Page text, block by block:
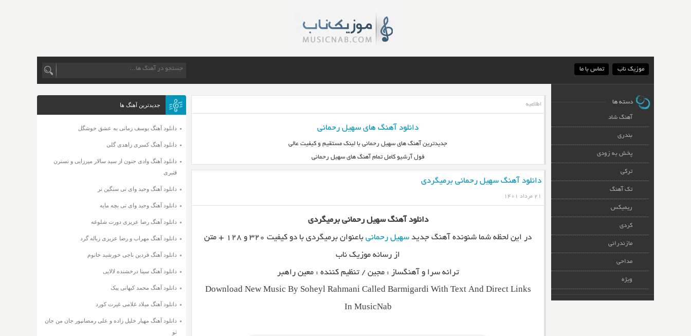
موزیک ناب تماس با ما
اطلاعیه
دانلود آهنگ های سهیل رحمانی
جدیدترین آهنگ های سهیل رحمانی با لینک مستقیم و کیفیت عالی
فول آرشیو کامل تمام آهنگ های سهیل رحمانی
دانلود آهنگ سهیل رحمانی برمیگردی
۲۱ مرداد ۱۴۰۱
دانلود آهنگ سهیل رحمانی برمیگردی
در این لحظه شما شنونده آهنگ جدید سهیل رحمانی
باعنوان برمیگردی با دو کیفیت ۳۲۰ و ۱۲۸ + متن
از رسانه موزیک ناب
ترانه سرا و آهنگساز : مجین / تنظیم کننده : معین راهبر
Download New Music By Soheyl Rahmani Called Barmigardi With Text And Direct Links
In MusicNab
جدیدترین آهنگ ها
دانلود آهنگ یوسف زمانی یه عشق خوشگل
دانلود آهنگ کسری زاهدی گلی
دانلود آهنگ وادی جنون از سید سالار میرزایی و نسترن
قنبری
دانلود آهنگ وحید وای تی سنگین تر
دانلود آهنگ وحید وای تی بچه مایه
دانلود آهنگ رضا عزیزی دورت شلوغه
دانلود آهنگ مهراب و رضا عزیزی زباله گرد
دانلود آهنگ فردین ناجی خورشید خانوم
دانلود آهنگ سینا درخشنده لالایی
دانلود آهنگ محمد کیهانی پیک
دانلود آهنگ میلاد غلامی غیرت کورد
دانلود آهنگ مهیار خلیل زاده و علی رمضانپور جان من جان
تو
دسته ها
آهنگ شاد
بندری
پخش به زودی
ترکی
تک آهنگ
ریمیکس
کردی
مازندرانی
مداحی
ویژه